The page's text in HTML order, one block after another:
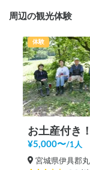
周辺の観光体験
体験
¥5,000〜/1人
宮城県伊具郡